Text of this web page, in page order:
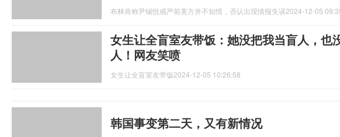
布林肯称尹锡悦戒严前美方并不知情，否认出现情报失误2024-12-05
女生让全盲室友带饭：她没把我当盲人，也
人！网友笑喷
女生让全盲室友带饭2024-12-05 10:26:58
韩国事变第二天，又有新情况